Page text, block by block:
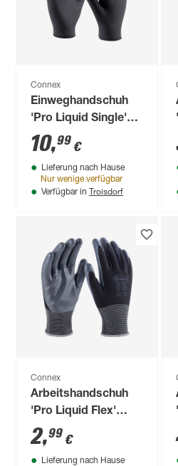
Connex
Einweghandschuh
'Pro Liquid Single'
schwarz Größe 7/S
10,99 €
Lieferung nach Hause
Nur wenige verfügbar
Verfügbar in Troisdorf
Connex
Arbeitshandschuh
'Pro Liquid Flex'
schwarz/grau Größe
9/L
2,99 €
Lieferung nach Hause